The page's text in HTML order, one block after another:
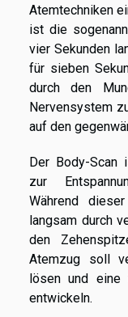
Atemtechniken
ist die
vier Sekunden
für sieben
durch den
Nervensystem
auf den
Der Body-
zur
Während
langsam durch
den
Atemzug soll
lösen und eine
entwickeln.